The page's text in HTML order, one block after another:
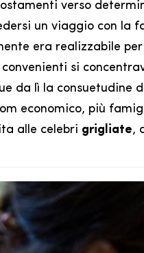
verso
un viaggio con la
era realizzabile
si
da lì la consuetudine
economico, più
alle celebri grigliate,